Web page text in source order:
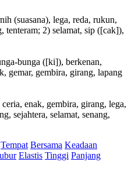
(suasana), lega, reda, rukun,
tenteram; 2) selamat, sip ([cak]),
bunga ([ki]), berkenan,
gemar, gembira, girang, lapang
enak, gembira, girang, lega,
sejahtera, selamat, senang,
Tempat Bersama Keadaan
Elastis Tinggi Panjang